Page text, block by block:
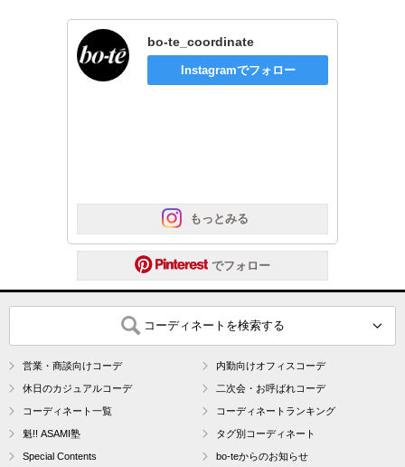
でフォロー
bo-te_coordinate
Instagramでフォロー
もっとみる
コーディネートを検索する
営業・商談向けコーデ 内勤向けオフィスコーデ
休日のカジュアルコーデ 二次会・お呼ばれコーデ
コーディネート一覧 コーディネートランキング
魁!! ASAMI塾 タグ別コーディネート
Special Contents bo-teからのお知らせ